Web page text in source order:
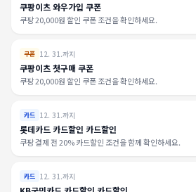
쿠팡이츠 와우가입 쿠폰
쿠팡 20,000원 할인 쿠폰 조건을 확인하세요.
쿠폰 12. 31.까지
쿠팡이츠 첫구매 쿠폰
쿠팡 20,000원 할인 쿠폰 조건을 확인하세요.
카드 12. 31.까지
롯데카드 카드할인 카드할인
쿠팡 결제 전 20% 카드할인 조건을 함께 확인하세요.
카드 12. 31.까지